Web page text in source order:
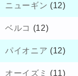
ニューギン (12)
ベルコ (12)
パイオニア (12)
オーイズミ (11)